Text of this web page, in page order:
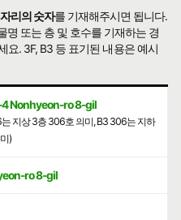
리의 숫자를 기재해주시면 됩니다.
명 또는 층 및 호수를 기재하는 경
요. 3F, B3 등 표기된 내용은 예시
Nonhyeon-ro 8-gil
는 지상 3층 306호 의미, B3 306는 지하
)
ro 8-gil